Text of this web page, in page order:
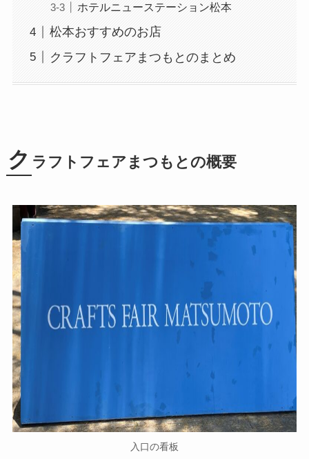
ホテルニューステーション松本
松本おすすめのお店
クラフトフェアまつもとのまとめ
ク ラフトフェアまつもとの概要
入口の看板